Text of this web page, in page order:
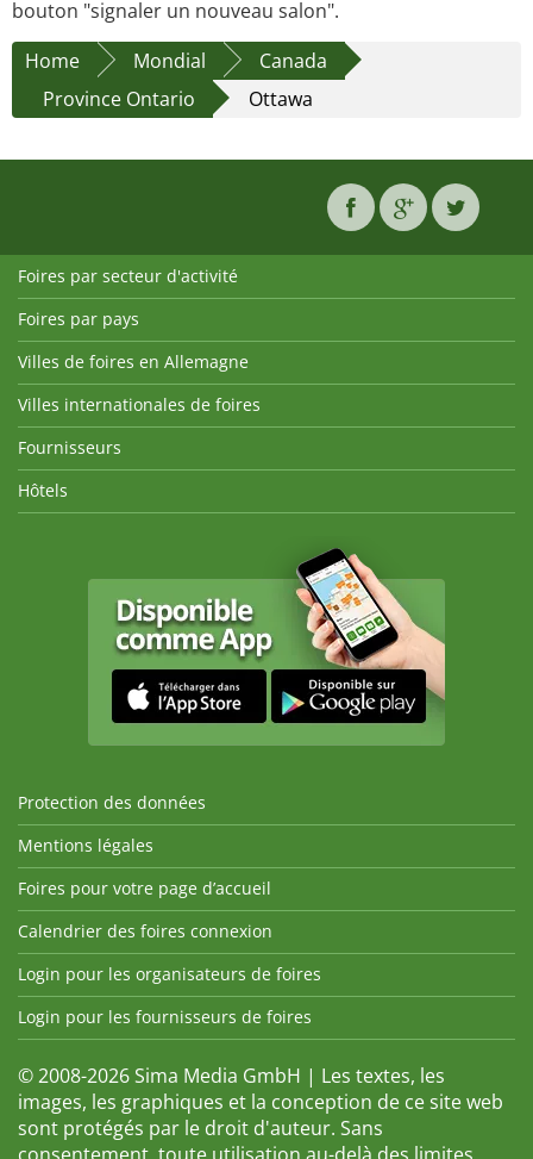
bouton "signaler un nouveau salon".
Home
Mondial
Canada
Province Ontario
Ottawa
Foires par secteur d'activité
Foires par pays
Villes de foires en Allemagne
Villes internationales de foires
Fournisseurs
Hôtels
Protection des données
Mentions légales
Foires pour votre page d’accueil
Calendrier des foires connexion
Login pour les organisateurs de foires
Login pour les fournisseurs de foires
© 2008-2026 Sima Media GmbH | Les textes, les
images, les graphiques et la conception de ce site web
sont protégés par le droit d'auteur. Sans